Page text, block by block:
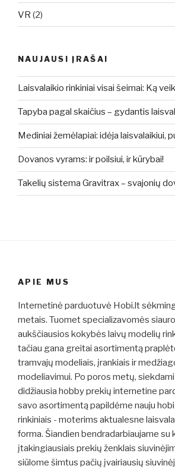
VR (2)
NAUJAUSI ĮRAŠAI
Laisvalaikio rinkiniai visai šeimai: Ką
Tapyba pagal skaičius – gydantis
Mediniai žemėlapiai: idėja laisvalaikiui,
Dovanos vyrams: ir poilsiui, ir kūrybai!
Takelių sistema Gravitrax – svajonių
APIE MUS
Internetinė parduotuvė Hobi.lt
metais. Tuomet specializavomės
aukščiausios kokybės laivų modelių
tačiau gana greitai asortimentą
tramvajų modeliais, įrankiais ir
modeliavimui. Po poros metų,
didžiausia hobby prekių internetine
savo asortimentą papildėme nauju
rinkiniais - moterims aktualesne
forma. Šiandien bendradarbiaujame su
įtakingiausiais prekių ženklais
siūlome šimtus pačių įvairiausių